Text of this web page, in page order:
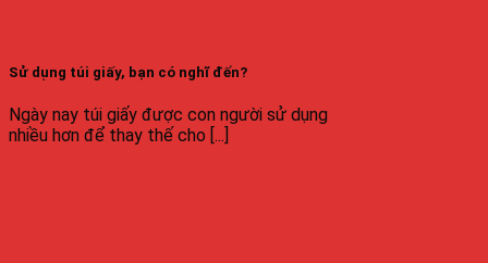
Sử dụng túi giấy, bạn có nghĩ đến?
Ngày nay túi giấy được con người sử dụng
nhiều hơn để thay thế cho [...]